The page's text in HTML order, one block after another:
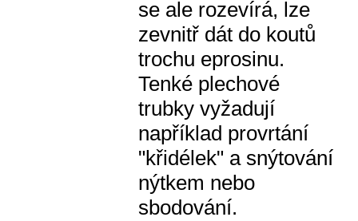
se ale rozevírá, lze
zevnitř dát do koutů
trochu eprosinu.
Tenké plechové
trubky vyžadují
například provrtání
"křidélek" a snýtování
nýtkem nebo
sbodování.